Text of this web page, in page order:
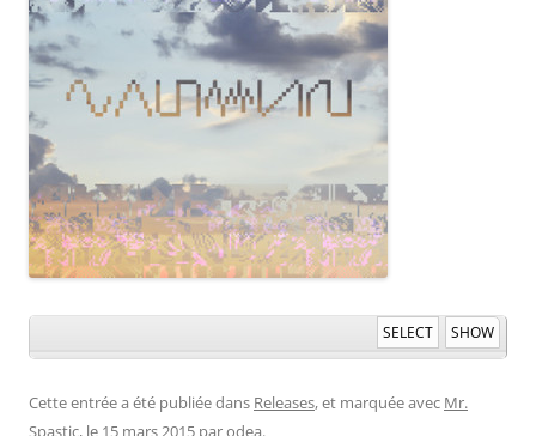
SELECT SHOW
Cette entrée a été publiée dans Releases, et marquée avec Mr.
Spastic, le 15 mars 2015 parodea.